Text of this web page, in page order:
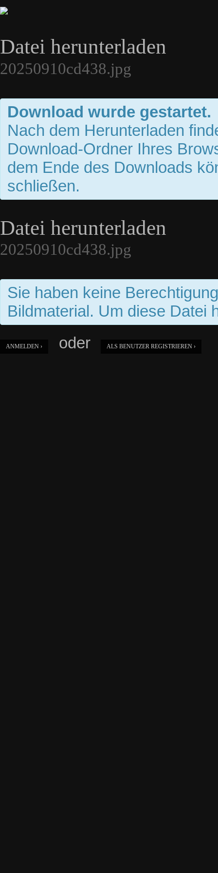
Datei herunterladen
20250910cd438.jpg
Download wurde gestartet.
Nach dem Herunterladen
Download-Ordner Ihres
dem Ende des Downloads
schließen.
Datei herunterladen
20250910cd438.jpg
Sie haben keine
Bildmaterial. Um diese Datei
ANMELDEN › oder ALS BENUTZER REGISTRIEREN ›